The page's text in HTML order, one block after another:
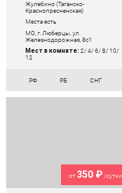
Жулебино (Таганско-
Краснопресненская)
Места есть
МО, г. Люберцы, ул.
Железнодорожная, 8с1
Мест в комнате: 2/ 4/ 6/ 8/ 10/
12
РФ РБ СНГ
от 350 ₽/сутки